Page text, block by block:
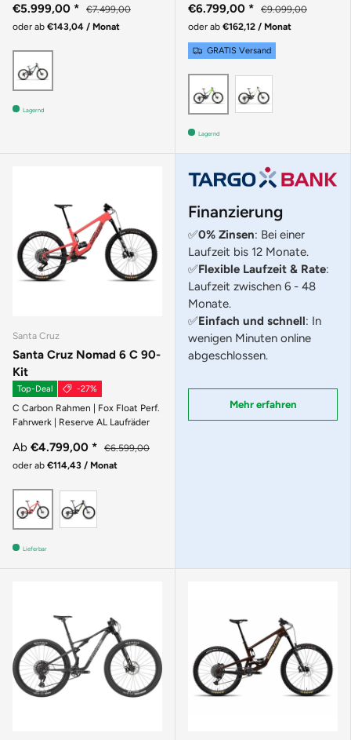
€5.999,00 *
€7.499,00
oder ab €143,04 / Monat
Lagernd
€6.799,00 *
€9.099,00
oder ab €162,12 / Monat
GRATIS Versand
Lagernd
Santa Cruz
Santa Cruz Nomad 6 C 90-
Kit
Top-Deal -27%
C Carbon Rahmen | Fox Float Perf.
Fahrwerk | Reserve AL Laufräder
Ab €4.799,00 *
€6.599,00
oder ab €114,43 / Monat
GLOSS CORAL
Lieferbar
Finanzierung
✅0% Zinsen: Bei einer
Laufzeit bis 12 Monate.
✅Flexible Laufzeit & Rate:
Laufzeit zwischen 6 - 48
Monate.
✅Einfach und schnell: In
wenigen Minuten online
abgeschlossen.
Mehr erfahren